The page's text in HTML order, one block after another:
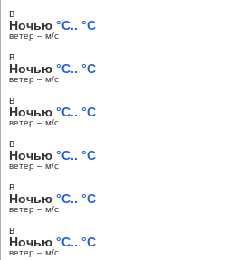
в
Ночью °C.. °C
ветер – м/c
в
Ночью °C.. °C
ветер – м/c
в
Ночью °C.. °C
ветер – м/c
в
Ночью °C.. °C
ветер – м/c
в
Ночью °C.. °C
ветер – м/c
в
Ночью °C.. °C
ветер – м/c